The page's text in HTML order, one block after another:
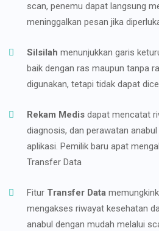
scan, penemu dapat langsung
meninggalkan pesan jika
Silsilah menunjukkan garis
baik dengan ras maupun tanpa
digunakan, tetapi tidak dapat
Rekam Medis dapat mencatat
diagnosis, dan perawatan
aplikasi. Pemilik baru apat
Transfer Data
Fitur Transfer Data
mengakses riwayat kesehatan
anabul dengan mudah melalui